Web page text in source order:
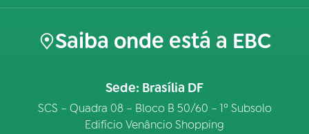
Saiba onde está a EBC
Sede: Brasília DF
SCS – Quadra 08 – Bloco B 50/60 – 1º Subsolo
Edifício Venâncio Shopping